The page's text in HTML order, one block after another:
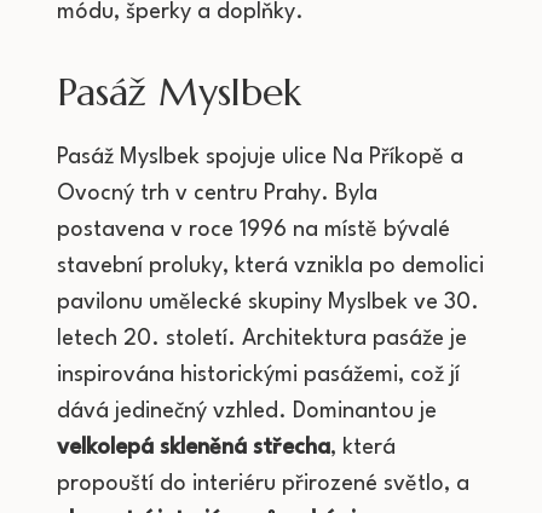
módu, šperky a doplňky.
Pasáž Myslbek
Pasáž Myslbek spojuje ulice Na Příkopě a
Ovocný trh v centru Prahy. Byla
postavena v roce 1996 na místě bývalé
stavební proluky, která vznikla po demolici
pavilonu umělecké skupiny Myslbek ve 30.
letech 20. století. Architektura pasáže je
inspirována historickými pasážemi, což jí
dává jedinečný vzhled. Dominantou je
velkolepá skleněná střecha, která
propouští do interiéru přirozené světlo, a